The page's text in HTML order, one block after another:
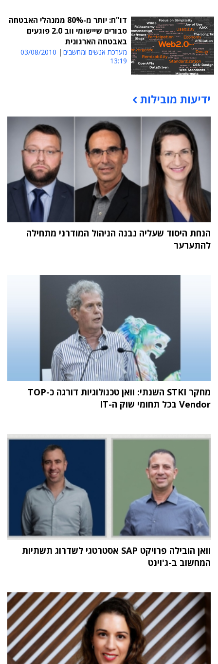
דו"ח: יותר מ-80% ממנהלי האבטחה
סבורים שיישומי ווב 2.0 פוגעים
באבטחה הארגונית
מערכת אנשים ומחשבים
03/08/2010
13:19
תוכן פרסומי
ידיעות מובילות
הנחת היסוד שעליה נבנה הניהול המודרני מתחילה
להתערער
מחקר STKI השנתי: וואן טכנולוגיות דורגה כ-TOP
Vendor בכל תחומי שוק ה-IT
וואן הובילה פרויקט SAP אסטרטגי לשדרוג תשתיות
המחשוב ב-ג'וינט